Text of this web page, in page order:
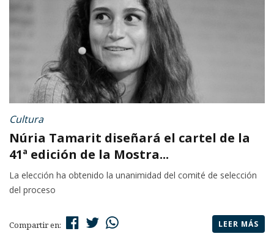
Cultura
Núria Tamarit diseñará el cartel de la
41ª edición de la Mostra...
La elección ha obtenido la unanimidad del comité de selección
del proceso
Compartir en: LEER MÁS